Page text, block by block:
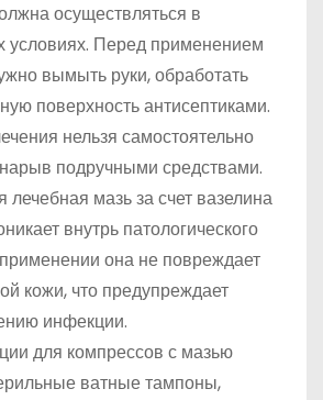
осуществляться в
условиях. Перед применением
вымыть руки, обработать
поверхность антисептиками.
нельзя самостоятельно
подручными средствами.
лечебная мазь за счет вазелина
внутрь патологического
она не повреждает
кожи, что предупреждает
инфекции.
для компрессов с мазью
ватные тампоны,